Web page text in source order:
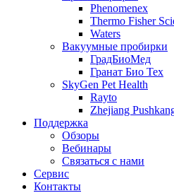
Phenomenex
Thermo Fisher
Waters
Вакуумные пробирки
ГрадБиоМед
Гранат Био Тех
SkyGen Pet Health
Rayto
Zhejiang
Поддержка
Обзоры
Вебинары
Связаться с нами
Сервис
Контакты